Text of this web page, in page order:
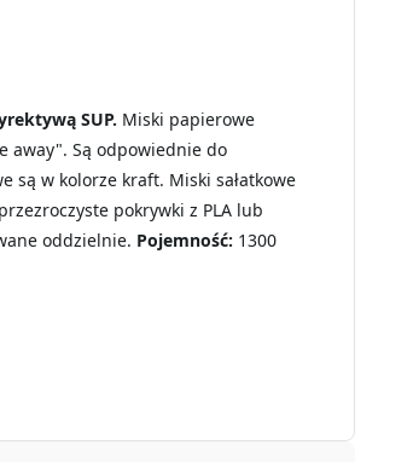
SUP. Miski papierowe
away". Są odpowiednie do
są w kolorze kraft. Miski sałatkowe
pokrywki z PLA lub
oddzielnie. Pojemność: 1300